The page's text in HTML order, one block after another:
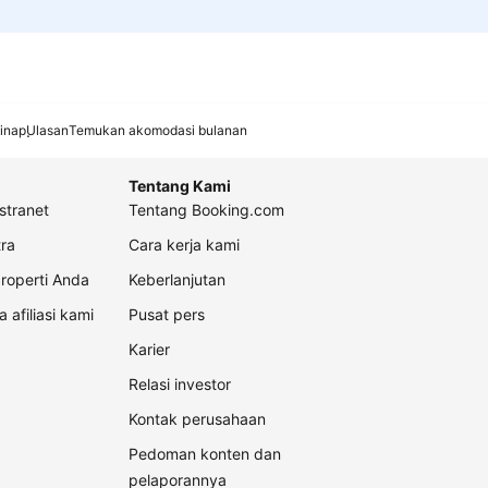
UlasanTemukan akomodasi bulanan
Anda
afiliasi kami
Tentang Kami
Tentang Booking.com
Cara kerja kami
Keberlanjutan
Pusat pers
Karier
Relasi investor
Kontak perusahaan
Pedoman konten dan
pelaporannya